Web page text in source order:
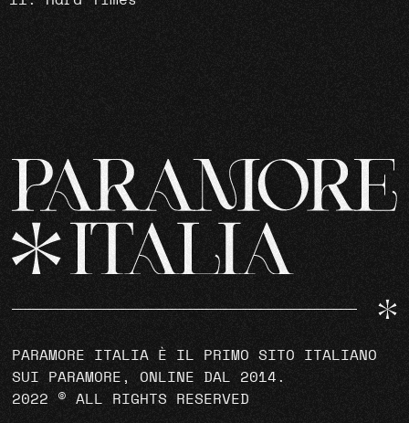
PARAMORE ITALIA È IL PRIMO SITO ITALIANO
SUI PARAMORE, ONLINE DAL 2014.
2022 © ALL RIGHTS RESERVED